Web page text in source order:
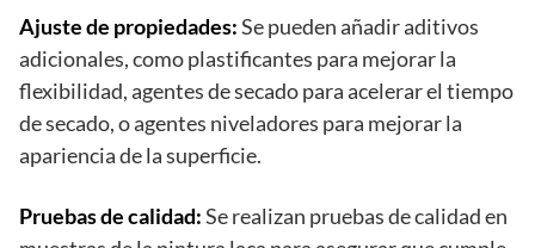
Ajuste de propiedades:Se pueden añadir aditivos
adicionales, como plastificantes para mejorar la
flexibilidad, agentes de secado para acelerar el tiempo
de secado, o agentes niveladores para mejorar la
apariencia de la superficie.
Pruebas de calidad:Se realizan pruebas de calidad en